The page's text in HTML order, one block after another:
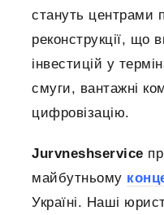
стануть центрами
реконструкції, що
інвестицій у
смуги, вантажні
цифровізацію.
Jurvneshservice
майбутньому
Україні. Наші